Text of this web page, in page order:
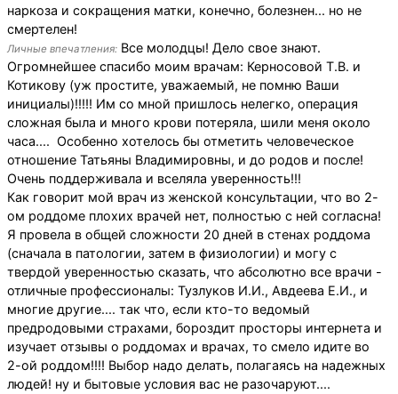
наркоза и сокращения матки, конечно, болезнен... но не
смертелен!
Личные впечатления: Все молодцы! Дело свое знают.
Огромнейшее спасибо моим врачам: Керносовой Т.В. и
Котикову (уж простите, уважаемый, не помню Ваши
инициалы)!!!!! Им со мной пришлось нелегко, операция
сложная была и много крови потеряла, шили меня около
часа.... Особенно хотелось бы отметить человеческое
отношение Татьяны Владимировны, и до родов и после!
Очень поддерживала и вселяла уверенность!!!
Как говорит мой врач из женской консультации, что во 2-
ом роддоме плохих врачей нет, полностью с ней согласна!
Я провела в общей сложности 20 дней в стенах роддома
(сначала в патологии, затем в физиологии) и могу с
твердой уверенностью сказать, что абсолютно все врачи -
отличные профессионалы: Тузлуков И.И., Авдеева Е.И., и
многие другие.... так что, если кто-то ведомый
предродовыми страхами, бороздит просторы интернета и
изучает отзывы о роддомах и врачах, то смело идите во
2-ой роддом!!!! Выбор надо делать, полагаясь на надежных
людей! ну и бытовые условия вас не разочаруют....